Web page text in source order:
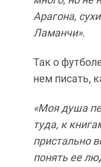
Арагона,
Ламанчи».
Так о
нем писать,
«Моя душа
туда, к
пристально
понять ее